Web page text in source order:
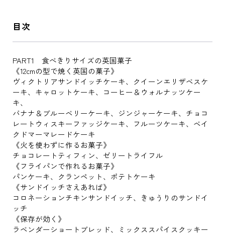
目次
PART1 食べきりサイズの英国菓子
《12cmの型で焼く英国の菓子》
ヴィクトリアサンドイッチケーキ、クイーンエリザベスケ
ーキ、キャロットケーキ、コーヒー＆ウォルナッツケー
キ、
バナナ＆ブルーベリーケーキ、ジンジャーケーキ、チョコ
レートウィスキーファッジケーキ、フルーツケーキ、ベイ
クドマーマレードケーキ
《火を使わずに作るお菓子》
チョコレートティフィン、ゼリートライフル
《フライパンで作れるお菓子》
パンケーキ、クランペット、ポテトケーキ
《サンドイッチさえあれば》
コロネーションチキンサンドイッチ、きゅうりのサンドイ
ッチ
《保存が効く》
ラベンダーショートブレッド、ミックススパイスクッキー